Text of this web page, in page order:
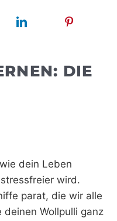
DIE
dein Leben
wird.
parat, die wir alle
deinen Wollpulli ganz